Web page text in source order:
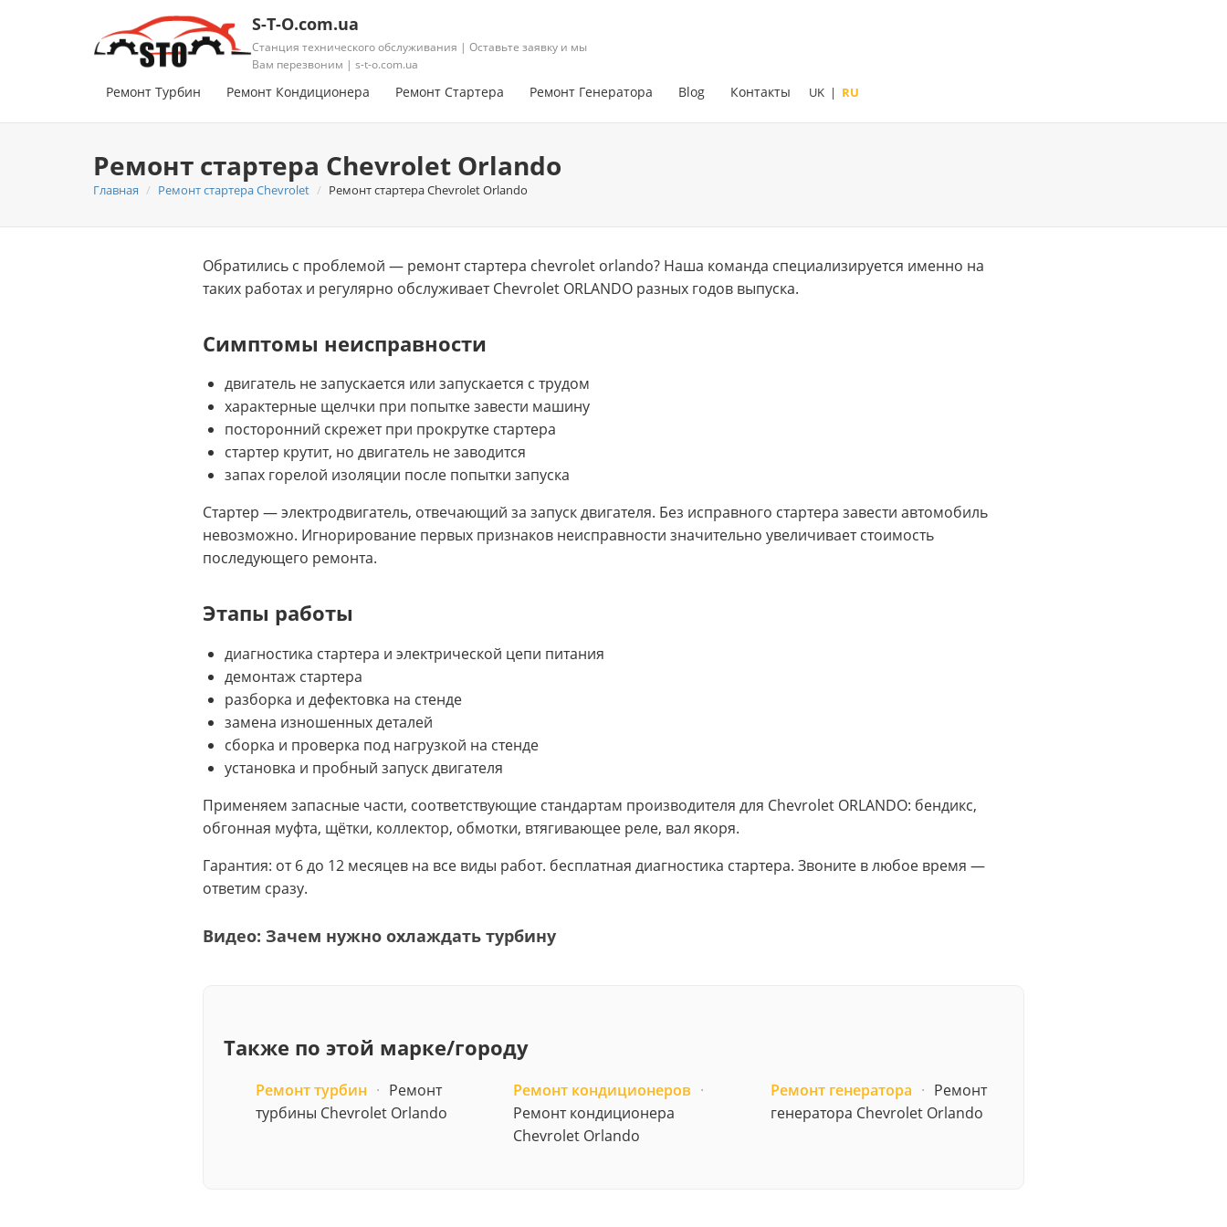
S-T-O.com.ua
Станция технического обслуживания | Оставьте заявку и мы
Вам перезвоним | s-t-o.com.ua
Ремонт Турбин Ремонт Кондиционера Ремонт Стартера Ремонт Генератора Blog Контакты UK | RU
Ремонт стартера Chevrolet Orlando
Главная Ремонт стартера Chevrolet Ремонт стартера Chevrolet Orlando
Обратились с проблемой — ремонт стартера chevrolet orlando? Нашa команда специализируется именно на
таких работах и регулярно обслуживает Chevrolet ORLANDO разных годов выпуска.
Симптомы неисправности
двигатель не запускается или запускается с трудом
характерные щелчки при попытке завести машину
посторонний скрежет при прокрутке стартера
стартер крутит, но двигатель не заводится
запах горелой изоляции после попытки запуска
Стартер — электродвигатель, отвечающий за запуск двигателя. Без исправного стартера завести автомобиль
невозможно. Игнорирование первых признаков неисправности значительно увеличивает стоимость
последующего ремонта.
Этапы работы
диагностика стартера и электрической цепи питания
демонтаж стартера
разборка и дефектовка на стенде
замена изношенных деталей
сборка и проверка под нагрузкой на стенде
установка и пробный запуск двигателя
Применяем запасные части, соответствующие стандартам производителя для Chevrolet ORLANDO: бендикс,
обгонная муфта, щётки, коллектор, обмотки, втягивающее реле, вал якоря.
Гарантия: от 6 до 12 месяцев на все виды работ. бесплатная диагностика стартера. Звоните в любое время —
ответим сразу.
Видео: Зачем нужно охлаждать турбину
Также по этой марке/городу
Ремонт турбин · Ремонт
турбины Chevrolet Orlando
Ремонт кондиционеров ·
Ремонт кондиционера
Chevrolet Orlando
Ремонт генератора · Ремонт
генератора Chevrolet Orlando